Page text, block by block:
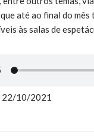
até ao final do mês
às salas de
22/10/2021